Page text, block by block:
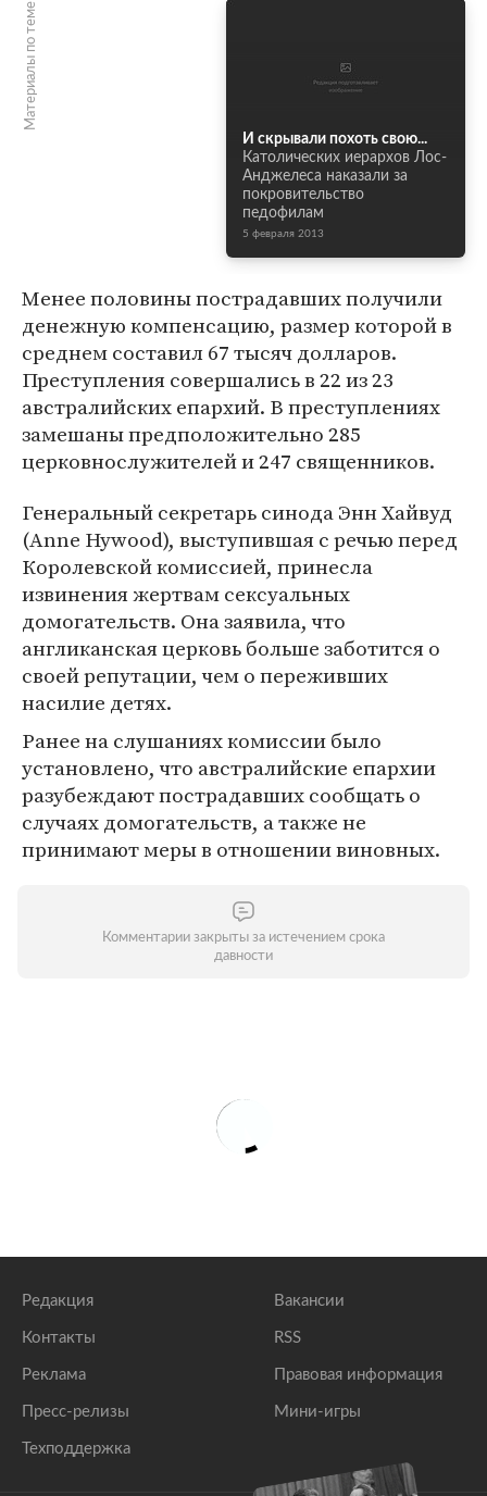
Материалы по теме
И скрывали похоть свою...
Католических иерархов Лос-
Анджелеса наказали за
покровительство
педофилам
5 февраля 2013
Менее половины пострадавших получили
денежную компенсацию, размер которой в
среднем составил 67 тысяч долларов.
Преступления совершались в 22 из 23
австралийских епархий. В преступлениях
замешаны предположительно 285
церковнослужителей и 247 священников.
Генеральный секретарь синода Энн Хайвуд
(Anne Hywood), выступившая с речью перед
Королевской комиссией, принесла
извинения жертвам сексуальных
домогательств. Она заявила, что
англиканская церковь больше заботится о
своей репутации, чем о переживших
насилие детях.
Ранее на слушаниях комиссии было
установлено, что австралийские епархии
разубеждают пострадавших сообщать о
случаях домогательств, а также не
принимают меры в отношении виновных.
Комментарии закрыты за истечением срока
давности
Редакция
Контакты
Реклама
Пресс-релизы
Техподдержка
Вакансии
RSS
Правовая информация
Мини-игры